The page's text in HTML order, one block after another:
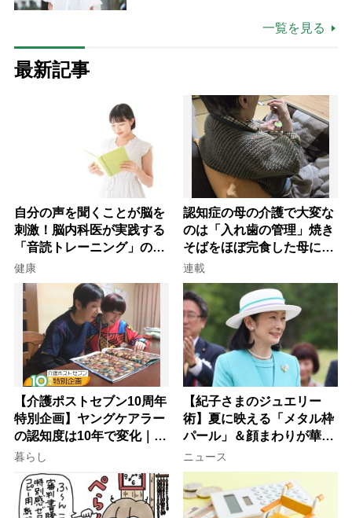
一覧を見る
最新記事
自分の声を聞くことが脳を
刺激！脳内科医が実践する
「音読トレーニング」の極
意
健康
認知症の母の介護で大変な
のは「入れ歯の管理」焼き
そばをほぼ完食した母に息
子が血の気が引いた理由
連載
【介護ポストセブン10周年
特別企画】ヤングケアラー
の認知度は10年で変化｜流
行語大賞にノミネート、法
律にも明記されたが果たし
て現在は？
暮らし
【紀子さまのジュエリー
術】夏に映える「メタル枠
パール」＆顔まわりが華や
ぐ「揺れる一粒」の使い分
け方
ニュース